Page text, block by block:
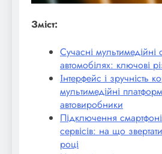
Зміст:
Сучасні мультимедійні
автомобілях: ключові
Інтерфейс і зручність
мультимедійні
автовиробники
Підключення
сервісів: на що
році